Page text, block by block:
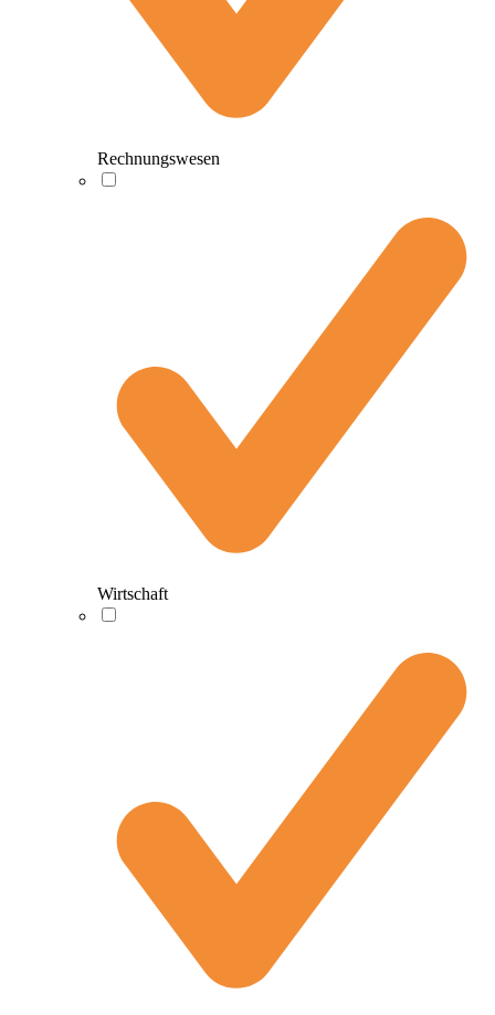
Rechnungswesen
Wirtschaft